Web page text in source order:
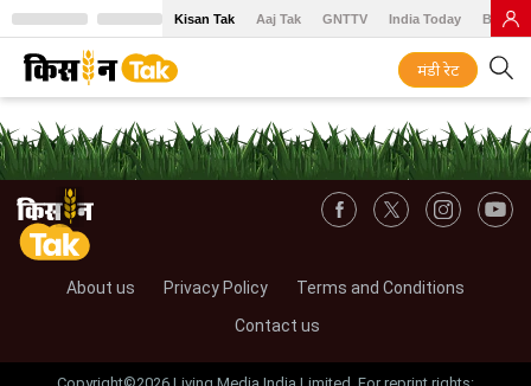
Kisan Tak Aaj Tak GNTTV India Today BT
मंडी रेट
About us Privacy Policy
Terms and Conditions
Contact us